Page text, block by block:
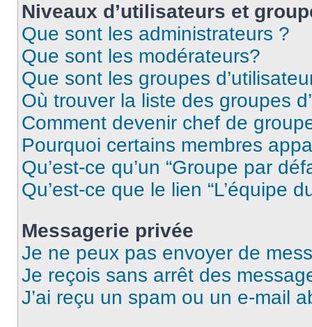
Niveaux d’utilisateurs et
Que sont les administrateurs ?
Que sont les modérateurs?
Que sont les groupes
Où trouver la liste des groupes
Comment devenir chef de
Pourquoi certains membres
Qu’est-ce qu’un “Groupe par
Qu’est-ce que le lien “L’équipe
Messagerie privée
Je ne peux pas envoyer de
Je reçois sans arrêt des
J’ai reçu un spam ou un e-mail